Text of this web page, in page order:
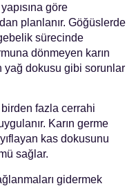
göre
planlanır. Göğüslerde
sürecinde
dönmeyen karın
yağ dokusu gibi sorunlar
fazla cerrahi
Karın germe
kas dokusunu
sağlar.
gidermek